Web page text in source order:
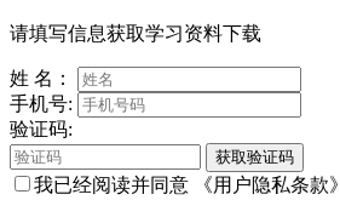
请填写信息获取学习资料下载
姓 名：
手机号:
验证码:
获取验证码
我已经阅读并同意 《用户隐私条款》